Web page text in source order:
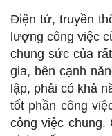
Điện tử, truyền
lượng công việc
chung sức của
gia, bên cạnh
lập, phải có khả
tốt phần công
công việc chung.